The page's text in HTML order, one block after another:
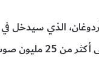
مليون صوت.